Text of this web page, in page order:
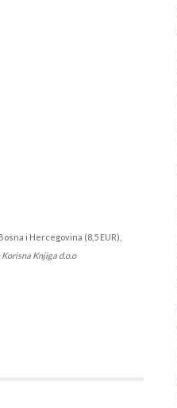
i Hercegovina (8,5 EUR),
Knjiga d.o.o